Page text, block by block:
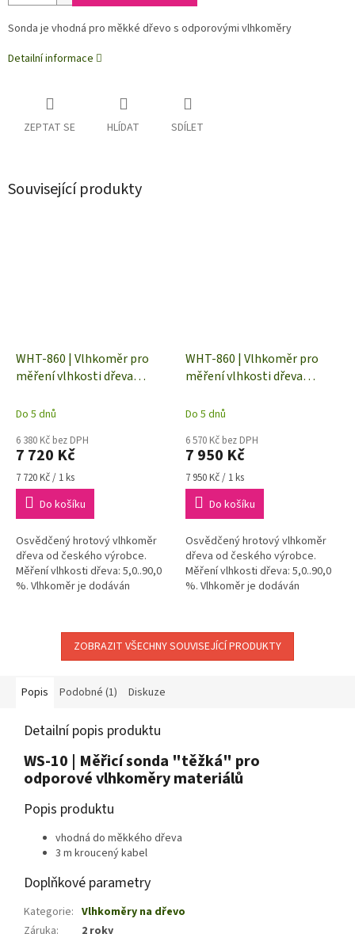
Sonda je vhodná pro měkké dřevo s odporovými vlhkoměry
Detailní informace
ZEPTAT SE HLÍDAT SDÍLET
Související produkty
WHT-860 | Vlhkoměr pro
měření vlhkosti dřeva
elektrody a pouzdra
Do 5 dnů
6 380 Kč bez DPH
7 720 Kč
Měrná
cena:
7 720 Kč / 1 ks
Do košíku
Osvědčený hrotový vlhkoměr
dřeva od českého výrobce.
Měření vlhkosti dřeva: 5,0..90,0
%. Vlhkoměr je dodáván
WHT-860 | Vlhkoměr pro
měření vlhkosti dřeva
elektrody a pouzdra
Do 5 dnů
6 570 Kč bez DPH
7 950 Kč
Měrná
cena:
7 950 Kč / 1 ks
Do košíku
Osvědčený hrotový vlhkoměr
dřeva od českého výrobce.
Měření vlhkosti dřeva: 5,0..90,0
%. Vlhkoměr je dodáván
ZOBRAZIT VŠECHNY SOUVISEJÍCÍ PRODUKTY
Popis Podobné (1) Diskuze
Detailní popis produktu
WS-10 | Měřicí sonda "těžká" pro
odporové vlhkoměry materiálů
Popis produktu
vhodná do měkkého dřeva
3 m kroucený kabel
Doplňkové parametry
Kategorie: Vlhkoměry na dřevo
Záruka:
2 roky